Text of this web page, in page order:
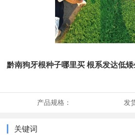
黔南狗牙根种子哪里买 根系发达低
产品规格： 发
关键词